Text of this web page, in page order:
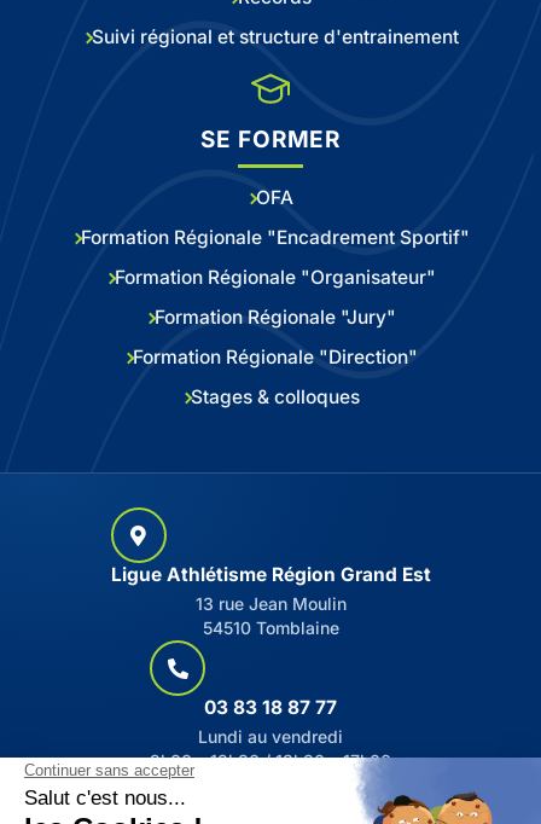
Suivi régional et structure d'entrainement
SE FORMER
OFA
Formation Régionale "Encadrement Sportif"
Formation Régionale "Organisateur"
Formation Régionale "Jury"
Formation Régionale "Direction"
Stages & colloques
Ligue Athlétisme Région Grand Est
13 rue Jean Moulin
54510 Tomblaine
03 83 18 87 77
Lundi au vendredi
9h00 – 12h30 / 13h30 – 17h00